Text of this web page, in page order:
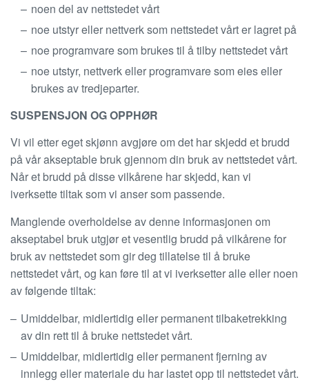
noen del av nettstedet vårt
noe utstyr eller nettverk som nettstedet vårt er lagret på
noe programvare som brukes til å tilby nettstedet vårt
noe utstyr, nettverk eller programvare som eies eller
brukes av tredjeparter.
SUSPENSJON OG OPPHØR
Vi vil etter eget skjønn avgjøre om det har skjedd et brudd
på vår akseptable bruk gjennom din bruk av nettstedet vårt.
Når et brudd på disse vilkårene har skjedd, kan vi
iverksette tiltak som vi anser som passende.
Manglende overholdelse av denne informasjonen om
akseptabel bruk utgjør et vesentlig brudd på vilkårene for
bruk av nettstedet som gir deg tillatelse til å bruke
nettstedet vårt, og kan føre til at vi iverksetter alle eller noen
av følgende tiltak:
Umiddelbar, midlertidig eller permanent tilbaketrekking
av din rett til å bruke nettstedet vårt.
Umiddelbar, midlertidig eller permanent fjerning av
innlegg eller materiale du har lastet opp til nettstedet vårt.